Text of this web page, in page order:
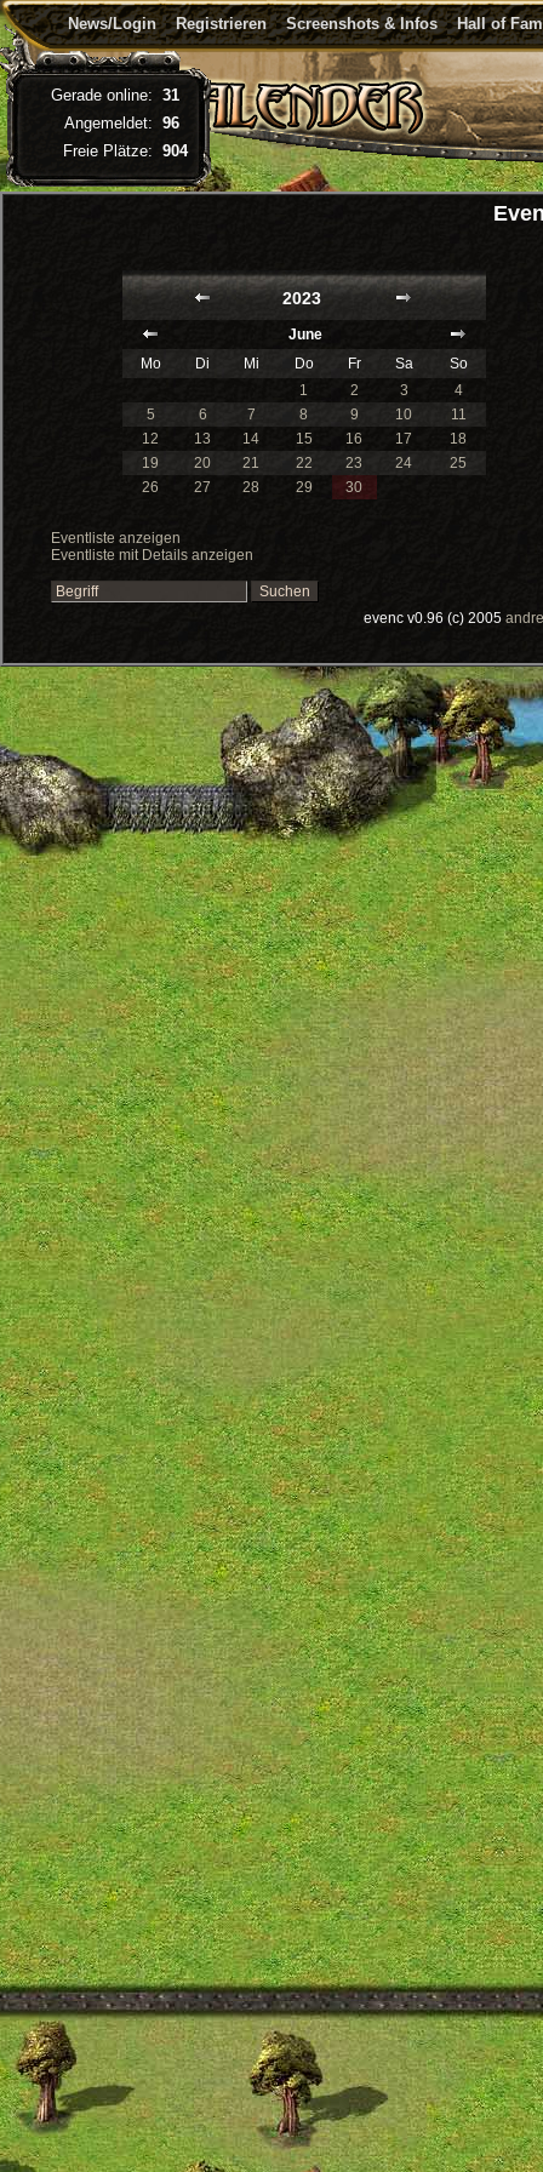
News/Login Registrieren Screenshots & Infos Hall of
2023
June
Mo
Di Mi Do Fr Sa
So
1
2 3
4
5
6 7 8 9 10
11
12
13 14 15 16 17
18
19
20 21 22 23 24
25
26
27 28 29 30
Eventliste anzeigen
Eventliste mit Details anzeigen
evenc v0.96 (c) 2005
Gerade online: 31
Angemeldet: 96
Freie Plätze: 904